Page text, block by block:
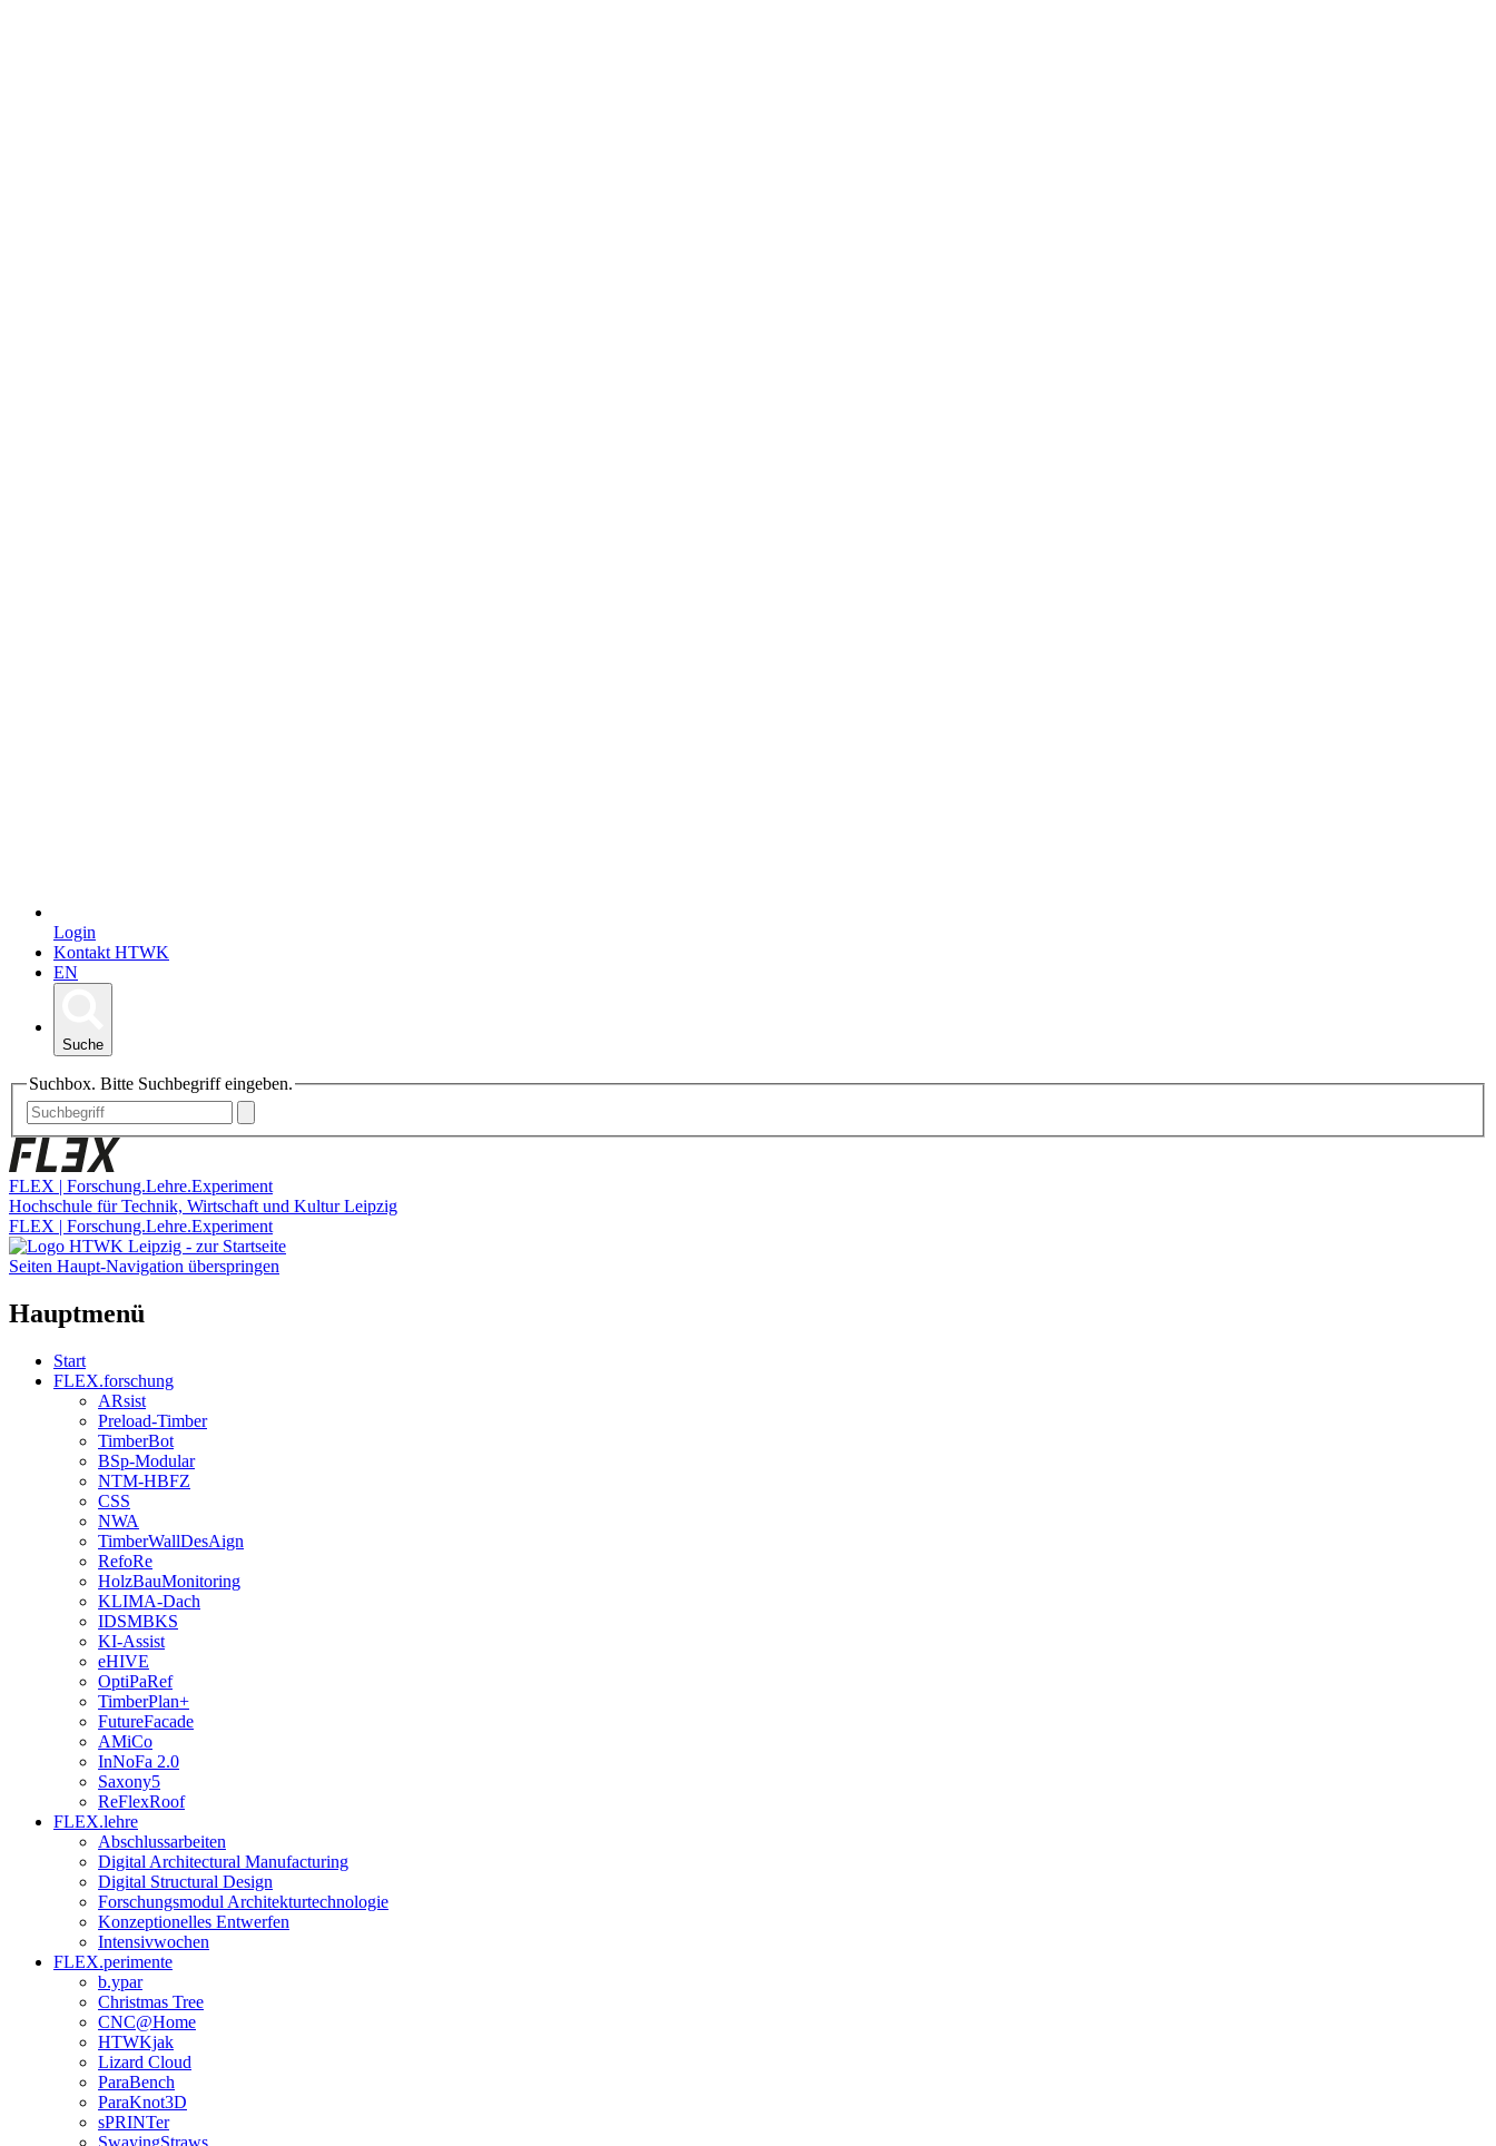
Login
Kontakt HTWK
EN
Suche
Suchbox. Bitte Suchbegriff eingeben.
FLEX | Forschung.Lehre.Experiment
Hochschule für Technik, Wirtschaft und Kultur Leipzig
FLEX | Forschung.Lehre.Experiment
Seiten Haupt-Navigation überspringen
Hauptmenü
Start
FLEX.forschung
ARsist
Preload-Timber
TimberBot
BSp-Modular
NTM-HBFZ
CSS
NWA
TimberWallDesAign
RefoRe
HolzBauMonitoring
KLIMA-Dach
IDSMBKS
KI-Assist
eHIVE
OptiPaRef
TimberPlan+
FutureFacade
AMiCo
InNoFa 2.0
Saxony5
ReFlexRoof
FLEX.lehre
Abschlussarbeiten
Digital Architectural Manufacturing
Digital Structural Design
Forschungsmodul Architekturtechnologie
Konzeptionelles Entwerfen
Intensivwochen
FLEX.perimente
b.ypar
Christmas Tree
CNC@Home
HTWKjak
Lizard Cloud
ParaBench
ParaKnot3D
sPRINTer
SwayingStraws